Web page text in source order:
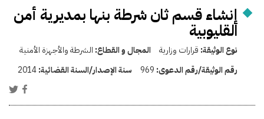
إنشاء قسم ثان شرطة بنها بمديرية أمن
القليوبية
نوع الوثيقة: قرارات وزارية المجال و القطاع: الشرطة والأجهزة الأمنية
رقم الوثيقة/رقم الدعوى: 969 سنة الإصدار/السنة القضائية:2014